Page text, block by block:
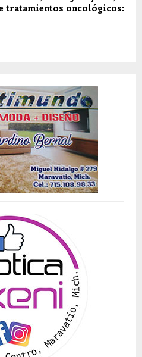
tratamientos oncológicos: